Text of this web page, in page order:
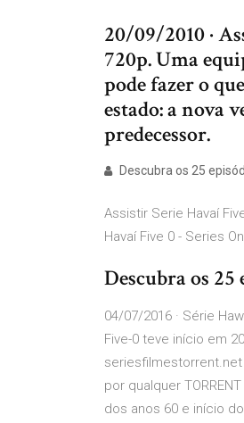
20/09/2010 ·
720p. Uma
pode fazer o
estado: a nova
predecessor.
Descubra os 25
Assistir Serie Havaí
Havaí Five 0 - Series
Descubra os
04/07/2016 · Série
Five-0 teve início em
por qualquer
dos anos 60 e início